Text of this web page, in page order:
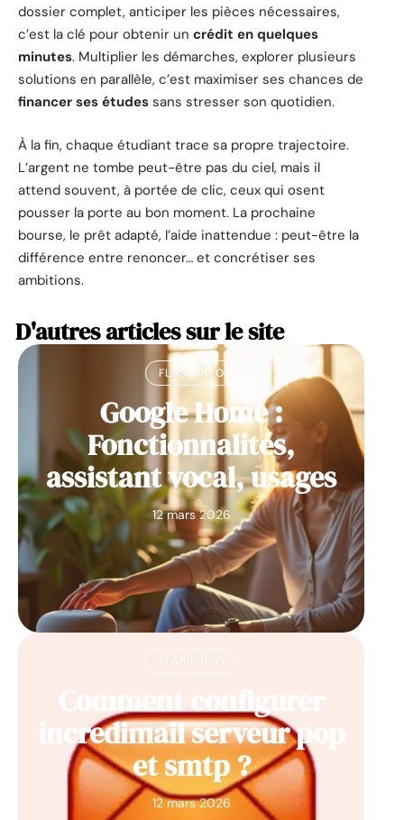
dossier complet, anticiper les pièces nécessaires,
c’est la clé pour obtenir un crédit en quelques
minutes. Multiplier les démarches, explorer plusieurs
solutions en parallèle, c’est maximiser ses chances de
financer ses études sans stresser son quotidien.
À la fin, chaque étudiant trace sa propre trajectoire.
L’argent ne tombe peut-être pas du ciel, mais il
attend souvent, à portée de clic, ceux qui osent
pousser la porte au bon moment. La prochaine
bourse, le prêt adapté, l’aide inattendue : peut-être la
différence entre renoncer… et concrétiser ses
ambitions.
D'autres articles sur le site
FLASH INFO
Google Home :
Fonctionnalités,
assistant vocal, usages
12 mars 2026
FLASH INFO
Comment configurer
incredimail serveur pop
et smtp ?
12 mars 2026